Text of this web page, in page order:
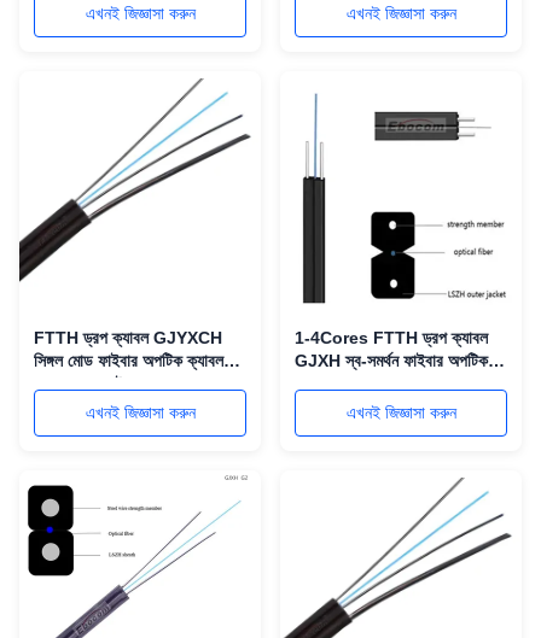
এখনই জিজ্ঞাসা করুন এখনই জিজ্ঞাসা করুন
FTTH ড্রপ ক্যাবল GJYXCH
সিঙ্গল মোড ফাইবার অপটিক ক্যাবল
G657A1 ফাইবার এবং LSZH
পিভিসি জ্যাকেট সহ
এখনই জিজ্ঞাসা করুন
1-4Cores FTTH ড্রপ ক্যাবল
GJXH স্ব-সমর্থন ফাইবার অপটিক
LSZH ইনডোর আউটডোর
নেটওয়ার্কের জন্য গহ্বর
এখনই জিজ্ঞাসা করুন